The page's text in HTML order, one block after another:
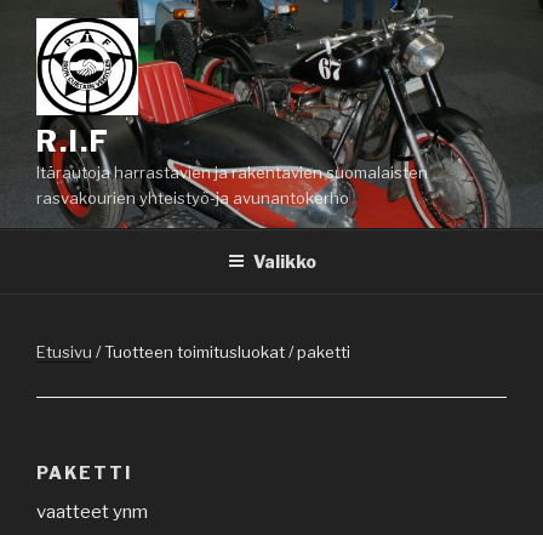
Siirry
sisältöön
R.I.F
Itärautoja harrastavien ja rakentavien suomalaisten
rasvakourien yhteistyö-ja avunantokerho
Valikko
Etusivu / Tuotteen toimitusluokat / paketti
PAKETTI
vaatteet ynm